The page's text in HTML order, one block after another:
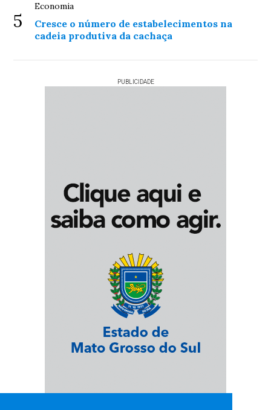
5
Economia
Cresce o número de estabelecimentos na
cadeia produtiva da cachaça
PUBLICIDADE